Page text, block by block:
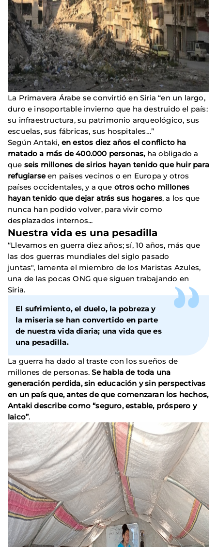
La Primavera Árabe se convirtió en Siria “en un largo,
duro e insoportable invierno que ha destruido el país:
su infraestructura, su patrimonio arqueológico, sus
escuelas, sus fábricas, sus hospitales…”
Según Antaki, en estos diez años el conflicto ha
matado a más de 400.000 personas,ha obligado a
que seis millones de sirios hayan tenido que huir para
refugiarseen países vecinos o en Europa y otros
países occidentales, y a que otros ocho millones
hayan tenido que dejar atrás sus hogares, a los que
nunca han podido volver, para vivir como
desplazados internos...
Nuestra vida es una pesadilla
“Llevamos en guerra diez años; sí, 10 años, más que
las dos guerras mundiales del siglo pasado
juntas", lamenta el miembro de los Maristas Azules,
una de las pocas ONG que siguen trabajando en
Siria.
El sufrimiento, el duelo, la pobreza y
la miseria se han convertido en parte
de nuestra vida diaria; una vida que es
una pesadilla.
La guerra ha dado al traste con los sueños de
millones de personas.Se habla de toda una
generación perdida, sin educación y sin perspectivas
en un país que, antes de que comenzaran los hechos,
Antaki describe como “seguro, estable, próspero y
laico”.